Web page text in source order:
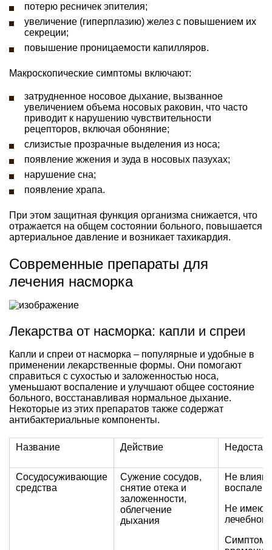
потерю ресничек эпителия;
увеличение (гиперплазию) желез с повышением их
секреции;
повышение проницаемости капилляров.
Макроскопические симптомы включают:
затрудненное носовое дыхание, вызванное
увеличением объема носовых раковин, что часто
приводит к нарушению чувствительности
рецепторов, включая обоняние;
слизистые прозрачные выделения из носа;
появление жжения и зуда в носовых пазухах;
нарушение сна;
появление храпа.
При этом защитная функция организма снижается, что
отражается на общем состоянии больного, повышается
артериальное давление и возникает тахикардия.
Современные препараты для
лечения насморка
Лекарства от насморка: капли и спреи
Капли и спреи от насморка – популярные и удобные в
применении лекарственные формы. Они помогают
справиться с сухостью и заложенностью носа,
уменьшают воспаление и улучшают общее состояние
больного, восстанавливая нормальное дыхание.
Некоторые из этих препаратов также содержат
антибактериальные компоненты.
Название Действие
Сосудосуживающие
средства
Сужение сосудов,
снятие отека и
заложенности,
облегчение
дыхания
Не
Не имеют